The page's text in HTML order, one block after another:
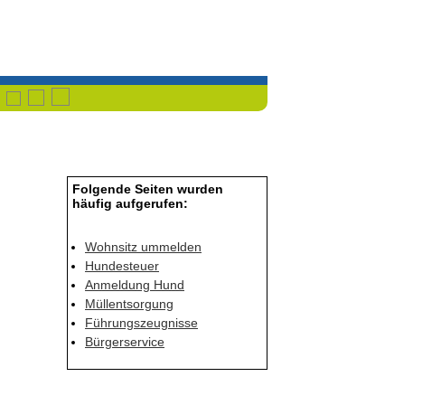
Folgende Seiten wurden
häufig aufgerufen:
Wohnsitz ummelden
Hundesteuer
Anmeldung Hund
Müllentsorgung
Führungszeugnisse
Bürgerservice